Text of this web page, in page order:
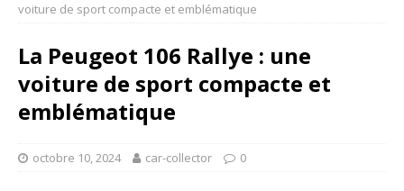
voiture de sport compacte et emblématique
La Peugeot 106 Rallye : une
voiture de sport compacte et
emblématique
octobre 10, 2024 car-collector 0